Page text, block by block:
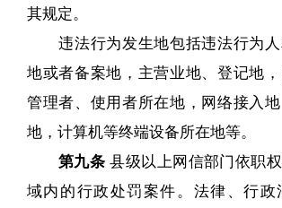
其规定。
违法行为发生地包括违法行为人
地或者备案地，主营业地、登记地，
管理者、使用者所在地，网络接入
地，计算机等终端设备所在地等。
第九条县级以上网信部门依职
域内的行政处罚案件。法律、行政